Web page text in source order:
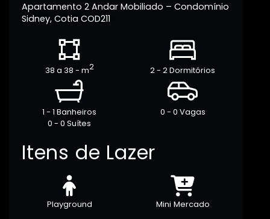
Apartamento 2 Andar Mobiliado – Condomínio
Sidney, Cotia COD211
38 a 38 - m2 2 - 2 Dormitórios
1 - 1 Banheiros
0 - 0 Suítes
0 - 0 Vagas
Itens de Lazer
Playground Mini Mercado